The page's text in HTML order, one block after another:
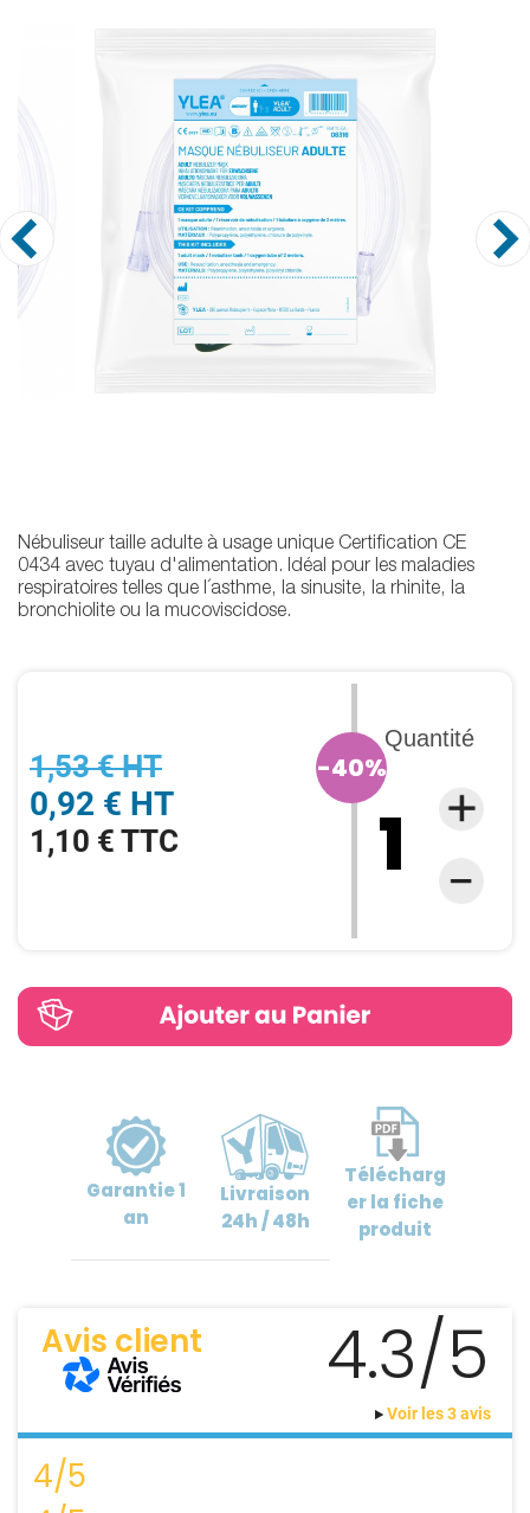
1,53 € HT
0,92 € HT
1,10 € TTC
-40%
Quantité
Nébuliseur taille adulte à usage unique Certification CE
0434 avec tuyau d'alimentation. Idéal pour les maladies
respiratoires telles que l´asthme, la sinusite, la rhinite, la
bronchiolite ou la mucoviscidose.
Garantie1
an
Livraison
24h / 48h
Télécharg
erla fiche
produit
Avis client 4.3/5
Voir les 3 avis
4/5